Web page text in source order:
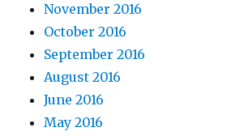
November 2016
October 2016
September 2016
August 2016
June 2016
May 2016